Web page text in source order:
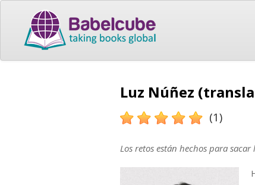
Luz Núñez
(1)
Los retos están hechos para